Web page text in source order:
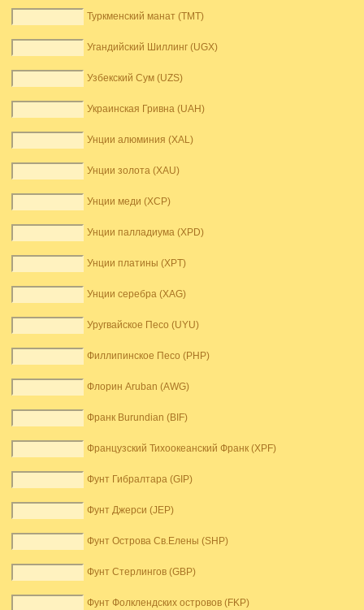
Туркменский манат (TMT)
Угандийский Шиллинг (UGX)
Узбекский Сум (UZS)
Украинская Гривна (UAH)
Унции алюминия (XAL)
Унции золота (XAU)
Унции меди (XCP)
Унции палладиума (XPD)
Унции платины (XPT)
Унции серебра (XAG)
Уругвайское Песо (UYU)
Филлипинское Песо (PHP)
Флорин Aruban (AWG)
Франк Burundian (BIF)
Французский Тихоокеанский Франк (XPF)
Фунт Гибралтара (GIP)
Фунт Джерси (JEP)
Фунт Острова Св.Елены (SHP)
Фунт Стерлингов (GBP)
Фунт Фолклендских островов (FKP)